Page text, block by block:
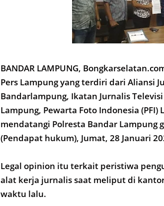
BANDAR LAMPUNG,
Pers Lampung yang terdiri dari Aliansi
Bandarlampung, Ikatan Jurnalis
Lampung, Pewarta Foto Indonesia (PFI)
mendatangi Polresta Bandar Lampung
(Pendapat hukum), Jumat, 28 Januari
Legal opinion itu terkait peristiwa
alat kerja jurnalis saat meliput di
waktu lalu.